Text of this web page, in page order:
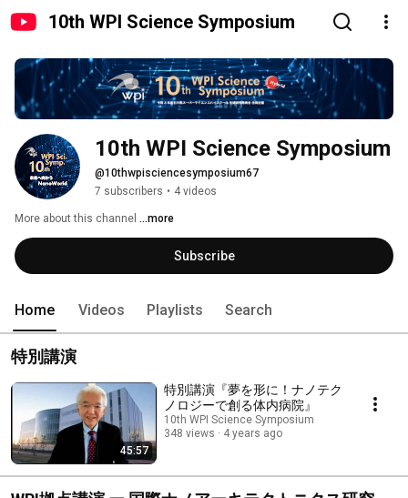
10th WPI Science Symposium
10th WPI Science Symposium
@10thwpisciencesymposium67
7 subscribers • 4 videos
More about this channel ...more
Subscribe
Home Videos Playlists Search
特別講演
45:57
特別講演『夢を形に！ナノテク
ノロジーで創る体内病院』
10th WPI Science Symposium
348 views
4 years ago